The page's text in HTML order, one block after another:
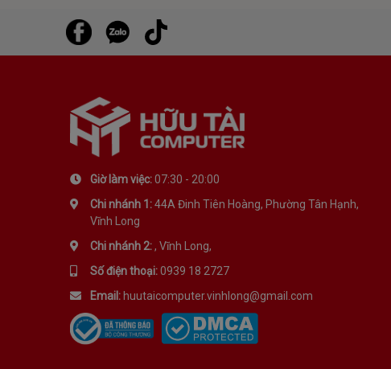
Giờ làm việc:07:30 - 20:00
Chi nhánh 1:44A Đinh Tiên Hoàng, Phường Tân Hạnh,
Vĩnh Long
Chi nhánh 2:, Vĩnh Long,
Số điện thoại:0939 18 2727
Email: huutaicomputer.vinhlong@gmail.com